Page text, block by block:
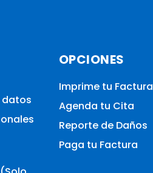
OPCIONES
Imprime tu Factura
Agenda tu Cita
Reporte de Daños
Paga tu Factura